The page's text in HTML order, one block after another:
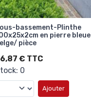
bassement-Plinthe
en pierre bleue
pièce
€ TTC
0
Ajouter